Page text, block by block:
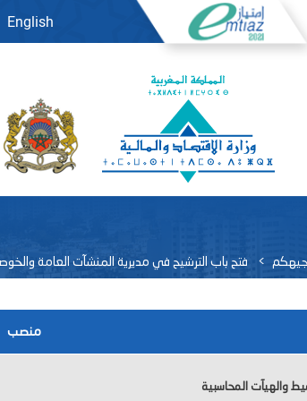
English
فتح باب الترشيح في مديرية المنشآت العامة
منصب
والهيآت المحاسبية